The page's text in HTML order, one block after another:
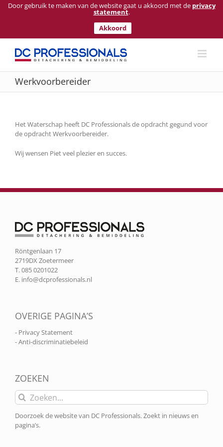
Door gebruik te maken van de website gaat u akkoord met de privacy
statement.
Akkoord
Ga
inhoud
Werkvoorbereider
Het Waterschap heeft DC Professionals de opdracht gegund voor
de opdracht Werkvoorbereider.
Wij wensen Piet veel plezier en succes.
Röntgenlaan 17
2719DX Zoetermeer
T. 085 0201022
E. info@dcprofessionals.nl
OVERIGE PAGINA’S
- Privacy Statement
- Anti-discriminatiebeleid
ZOEKEN
Zoeken
naar:
Doorzoek de website van DC Professionals. Zoekt in nieuws en
pagina’s.